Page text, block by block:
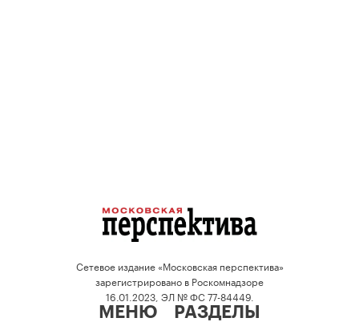
Сетевое издание «Московская перспектива»
зарегистрировано в Роскомнадзоре
16.01.2023, ЭЛ № ФС 77-84449.
МЕНЮ РАЗДЕЛЫ